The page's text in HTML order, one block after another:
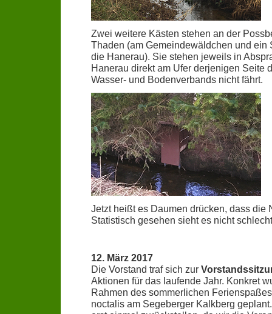
Zwei weitere Kästen stehen an der
Thaden (am Gemeindewäldchen und
die Hanerau). Sie stehen jeweils in
Hanerau direkt am Ufer derjenigen Seite
Wasser- und Bodenverbands nicht fährt.
Jetzt heißt es Daumen drücken, dass die
Statistisch gesehen sieht es nicht
12. März 2017
Die Vorstand traf sich zur
Aktionen für das laufende Jahr. Konkret
Rahmen des sommerlichen
noctalis am Segeberger Kalkberg